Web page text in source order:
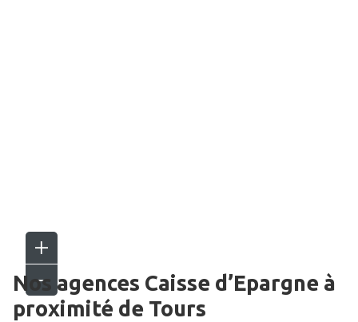
Nos agences Caisse d’Epargne à
proximité de Tours